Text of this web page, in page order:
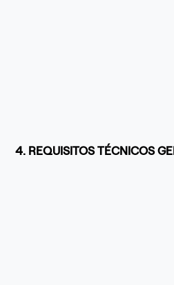
4. REQUISITOS TÉCNICOS